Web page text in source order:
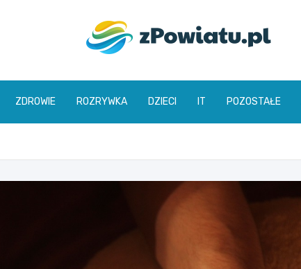
zpowiatu.pl
ZDROWIE ROZRYWKA DZIECI IT POZOSTAŁE